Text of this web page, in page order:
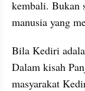
kembali. Bukan
manusia yang
Bila Kediri
Dalam kisah
masyarakat